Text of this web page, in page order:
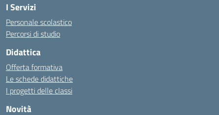
I Servizi
Personale scolastico
Percorsi di studio
Didattica
Offerta formativa
Le schede didattiche
I progetti delle classi
Novità